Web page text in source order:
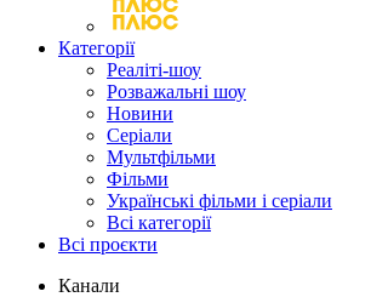
Категорії
Реаліті-шоу
Розважальні шоу
Новини
Серіали
Мультфільми
Фільми
Українські фільми і серіали
Всі категорії
Всі проєкти
Канали